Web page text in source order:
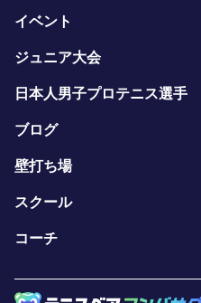
イベント
ジュニア大会
日本人男子プロテニス選手
ブログ
壁打ち場
スクール
コーチ